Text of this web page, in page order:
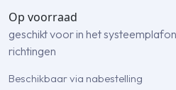
Op voorraad
geschikt voor in het
richtingen
Beschikbaar via nabestelling